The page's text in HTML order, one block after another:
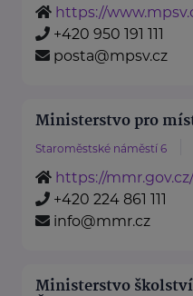
https://
+420 950 191 111
posta@mpsv.cz
Ministerstvo pro
Staroměstské náměstí 6
https://mmr.gov.cz/
+420 224 861 111
info@mmr.cz
Ministerstvo